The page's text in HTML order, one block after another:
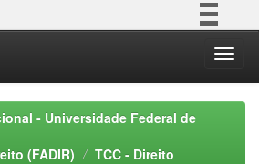
Participe
Acesso à informação
Legislação
- Universidade Federal de
(FADIR)
TCC - Direito